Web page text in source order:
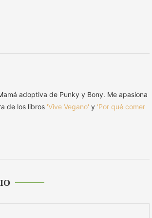
adoptiva de Punky y Bony. Me apasiona
de los libros 'Vive Vegano' y 'Por qué comer